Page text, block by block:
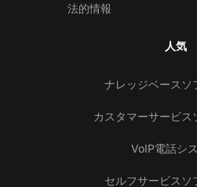
法的情報
人気
ナレッジベースソ
カスタマーサービス
VoIP電話シ
セルフサービスソ